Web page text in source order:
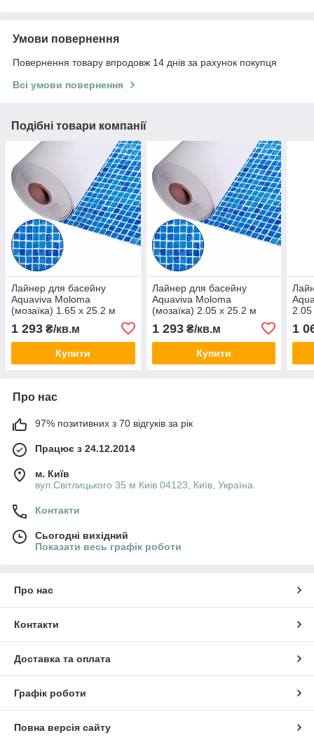
Умови повернення
Повернення товару впродовж 14 днів за рахунок покупця
Всі умови повернення
Подібні товари компанії
Лайнер для басейну
Aquaviva Moloma
(мозаїка) 1.65 x 25.2 м
1 293 ₴/кв.м
Купити
Лайнер для басейну
Aquaviva Moloma
(мозаїка) 2.05 х 25.2 м
1 293₴/кв.м
Купити
1
Про нас
97% позитивних з 70 відгуків за рік
Працює з 24.12.2014
м. Київ
вул.Світлицького 35 м Киів 04123, Київ, Україна
Контакти
Сьогодні вихідний
Показати весь графік роботи
Про нас
Контакти
Доставка та оплата
Графік роботи
Повна версія сайту